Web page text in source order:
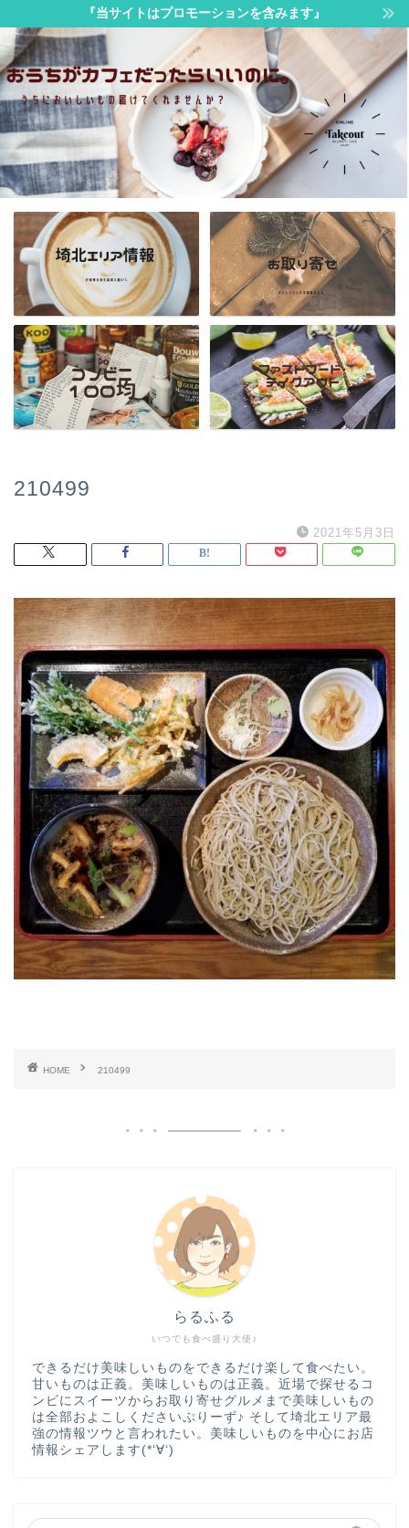
『当サイトはプロモーションを含みます』
210499
2021年5月3日
HOME 210499
いつでも食べ盛り大使♪
らるふる
できるだけ美味しいものをできるだけ楽して食べたい。
甘いものは正義。美味しいものは正義。近場で探せるコ
ンビにスイーツからお取り寄せグルメまで美味しいもの
は全部およこしくださいぷりーず♪ そして埼北エリア最
強の情報ツウと言われたい。美味しいものを中心にお店
情報シェアします(*‘∀‘)